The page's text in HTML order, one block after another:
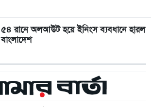
৫৪ রানে অলআউট হয়ে ইনিংস ব্যবধানে হারল
বাংলাদেশ